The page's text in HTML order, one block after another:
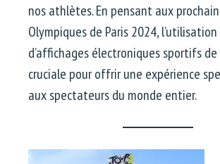
nos athlètes. En pensant aux
Olympiques de Paris 2024, l’utilisation
d’affichages électroniques sportifs
cruciale pour offrir une expérience
aux spectateurs du monde entier.